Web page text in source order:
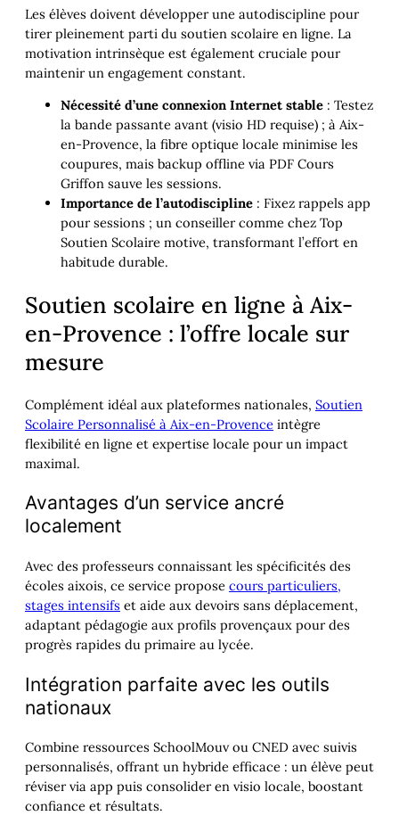
Les élèves doivent développer une autodiscipline pour
tirer pleinement parti du soutien scolaire en ligne. La
motivation intrinsèque est également cruciale pour
maintenir un engagement constant.
Nécessité d’une connexion Internet stable : Testez
la bande passante avant (visio HD requise) ; à Aix-
en-Provence, la fibre optique locale minimise les
coupures, mais backup offline via PDF Cours
Griffon sauve les sessions.
Importance de l’autodiscipline : Fixez rappels app
pour sessions ; un conseiller comme chez Top
Soutien Scolaire motive, transformant l’effort en
habitude durable.
Soutien scolaire en ligne à Aix-
en-Provence : l’offre locale sur
mesure
Complément idéal aux plateformes nationales, Soutien
Scolaire Personnalisé à Aix-en-Provence intègre
flexibilité en ligne et expertise locale pour un impact
maximal.
Avantages d’un service ancré
localement
Avec des professeurs connaissant les spécificités des
écoles aixois, ce service propose cours particuliers,
stages intensifs et aide aux devoirs sans déplacement,
adaptant pédagogie aux profils provençaux pour des
progrès rapides du primaire au lycée.
Intégration parfaite avec les outils
nationaux
Combine ressources SchoolMouv ou CNED avec suivis
personnalisés, offrant un hybride efficace : un élève peut
réviser via app puis consolider en visio locale, boostant
confiance et résultats.